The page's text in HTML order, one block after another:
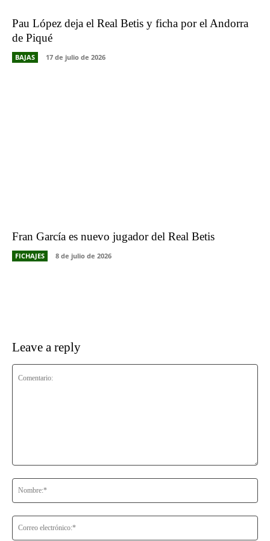
Pau López deja el Real Betis y ficha por el Andorra
de Piqué
BAJAS 17 de julio de 2026
Fran García es nuevo jugador del Real Betis
FICHAJES 8 de julio de 2026
Leave a reply